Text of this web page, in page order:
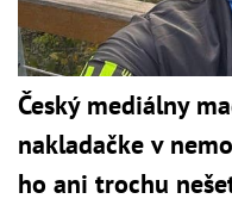
Český mediálny
nakladačke v
ho ani trochu